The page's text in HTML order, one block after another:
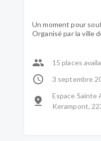
Un moment pour
Organisé par la ville
15 places
3 septembre
Espace Sainte
Kerampont,